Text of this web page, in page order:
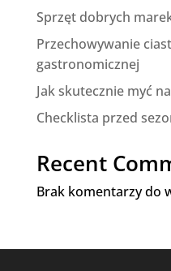
Sprzęt dobrych
Przechowywanie
gastronomicznej
Jak skutecznie myć
Checklista przed
Recent
Brak komentarzy do